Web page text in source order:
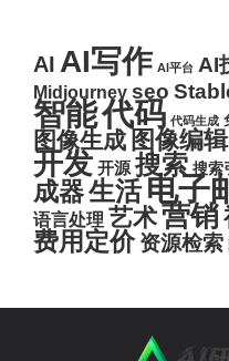
AI AI写作 AI平台 AI
Midjourney seo
智能代码 代码生成
图像生成 图像编辑
开发 开源 搜索 搜索
成器生活电子
语言处理 艺术营销
费用定价 资源检索